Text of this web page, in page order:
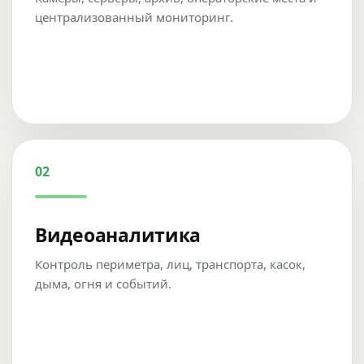
централизованный мониторинг.
02
Видеоаналитика
Контроль периметра, лиц, транспорта, касок,
дыма, огня и событий.